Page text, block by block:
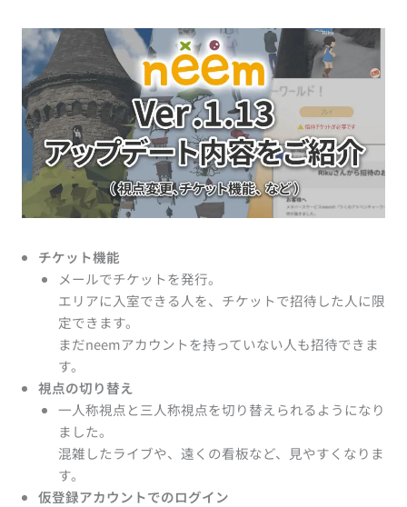
チケット機能
メールでチケットを発行。
エリアに入室できる人を、チケットで招待した人に限
定できます。
まだneemアカウントを持っていない人も招待できま
す。
視点の切り替え
一人称視点と三人称視点を切り替えられるようになり
ました。
混雑したライブや、遠くの看板など、見やすくなりま
す。
仮登録アカウントでのログイン